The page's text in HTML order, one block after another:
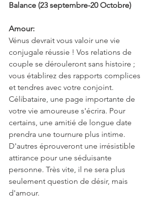
Balance (23 septembre-20 Octobre)
Amour:
Vénus devrait vous valoir une vie
conjugale réussie ! Vos relations de
couple se dérouleront sans histoire ;
vous établirez des rapports complices
et tendres avec votre conjoint.
Célibataire, une page importante de
votre vie amoureuse s'écrira. Pour
certains, une amitié de longue date
prendra une tournure plus intime.
D'autres éprouveront une irrésistible
attirance pour une séduisante
personne. Très vite, il ne sera plus
seulement question de désir, mais
d'amour.